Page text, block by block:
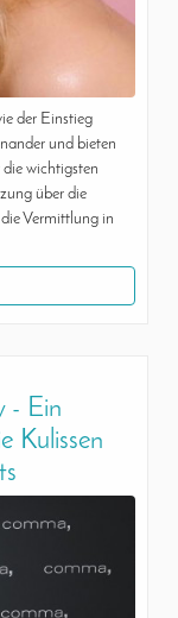
der Einstieg
und bieten
wichtigsten
über die
Vermittlung in
- Ein
Kulissen